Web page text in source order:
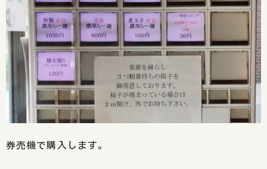
券売機で購入します。